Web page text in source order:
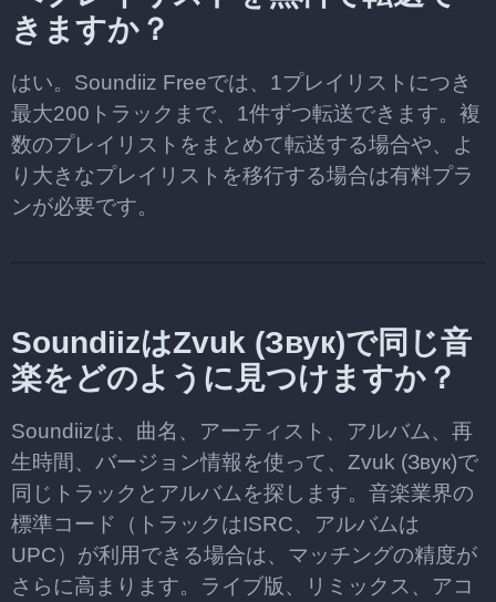
きますか？
はい。Soundiiz Freeでは、1プレイリストにつき
最大200トラックまで、1件ずつ転送できます。複
数のプレイリストをまとめて転送する場合や、よ
り大きなプレイリストを移行する場合は有料プラ
ンが必要です。
SoundiizはZvuk (Звук)で同じ音
楽をどのように見つけますか？
Soundiizは、曲名、アーティスト、アルバム、再
生時間、バージョン情報を使って、Zvuk (Звук)で
同じトラックとアルバムを探します。音楽業界の
標準コード（トラックはISRC、アルバムは
UPC）が利用できる場合は、マッチングの精度が
さらに高まります。ライブ版、リミックス、アコ